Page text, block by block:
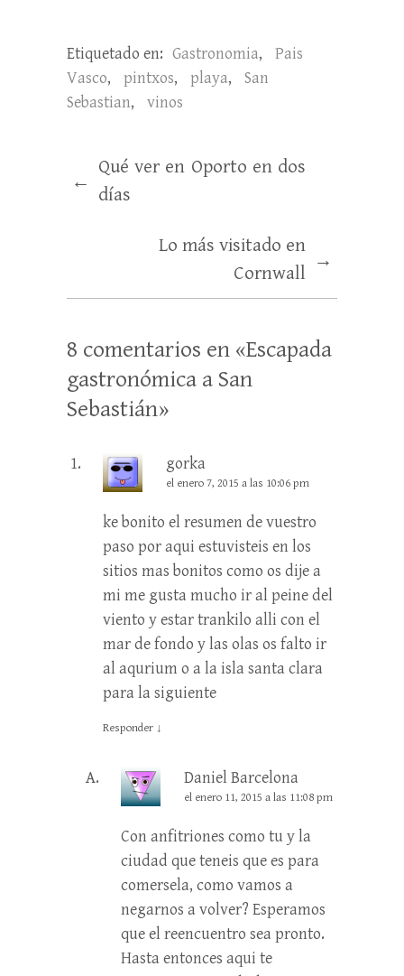
Etiquetado en: Gastronomia,
Pais
Vasco, pintxos, playa,
San
Sebastian, vinos
←
Qué ver en Oporto en dos
días
Lo más visitado en
Cornwall
→
8 comentarios en «Escapada
gastronómica a San
Sebastián»
gorka
el enero 7, 2015 a las 10:06 pm
ke bonito el resumen de vuestro
paso por aqui estuvisteis en los
sitios mas bonitos como os dije a
mi me gusta mucho ir al peine del
viento y estar trankilo alli con el
mar de fondo y las olas os falto ir
al aqurium o a la isla santa clara
para la siguiente
Responder ↓
Daniel Barcelona
el enero 11, 2015 a las 11:08 pm
Con anfitriones como tu y la
ciudad que teneis que es para
comersela, como vamos a
negarnos a volver? Esperamos
que el reencuentro sea pronto.
Hasta entonces aqui te